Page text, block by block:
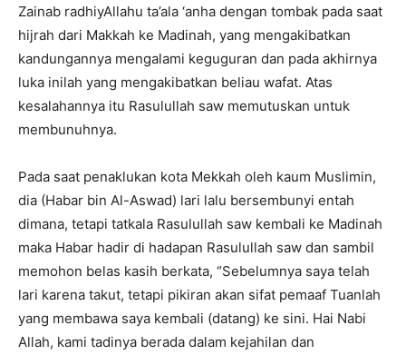
Zainab radhiyAllahu ta’ala ‘anha dengan tombak pada saat
hijrah dari Makkah ke Madinah, yang mengakibatkan
kandungannya mengalami keguguran dan pada akhirnya
luka inilah yang mengakibatkan beliau wafat. Atas
kesalahannya itu Rasulullah saw memutuskan untuk
membunuhnya.
Pada saat penaklukan kota Mekkah oleh kaum Muslimin,
dia (Habar bin Al-Aswad) lari lalu bersembunyi entah
dimana, tetapi tatkala Rasulullah saw kembali ke Madinah
maka Habar hadir di hadapan Rasulullah saw dan sambil
memohon belas kasih berkata, “Sebelumnya saya telah
lari karena takut, tetapi pikiran akan sifat pemaaf Tuanlah
yang membawa saya kembali (datang) ke sini. Hai Nabi
Allah, kami tadinya berada dalam kejahilan dan